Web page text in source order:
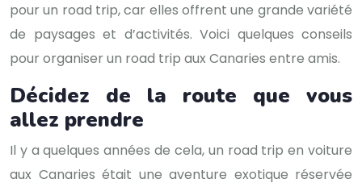
pour un road trip, car elles offrent une grande variété
de paysages et d’activités. Voici quelques conseils
pour organiser un road trip aux Canaries entre amis.
Décidez de la route que vous
allez prendre
Il y a quelques années de cela, un road trip en voiture
aux Canaries était une aventure exotique réservée